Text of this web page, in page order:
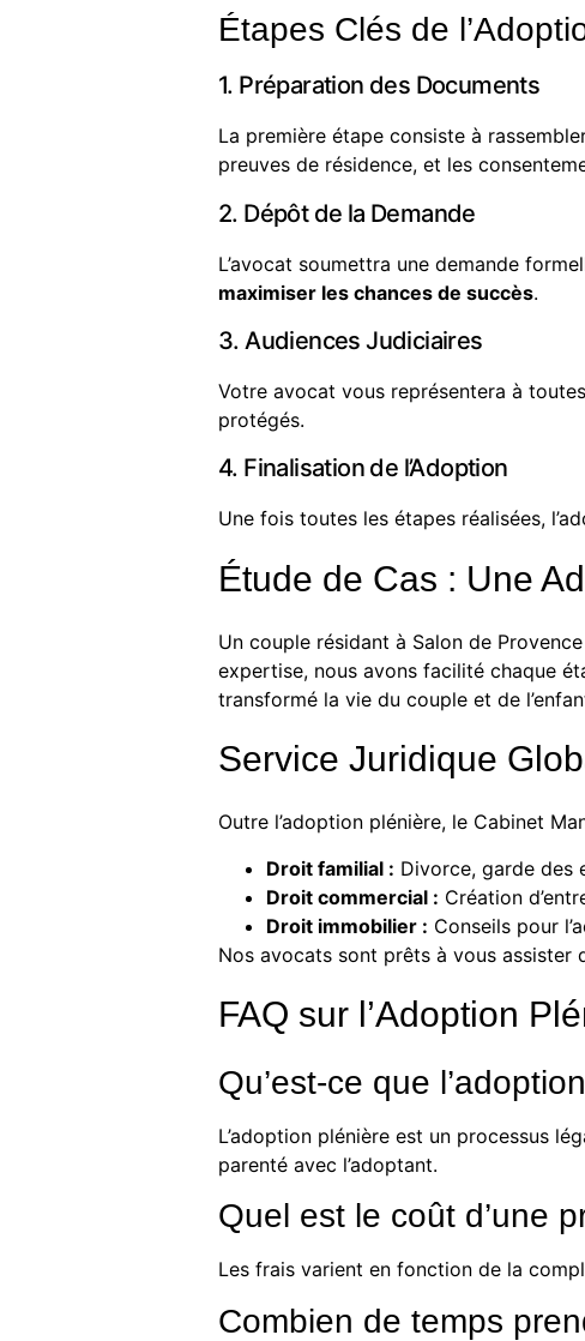
Étapes Clés de
1. Préparation des Documents
La première étape consiste à
preuves de résidence, et les
2. Dépôt de la Demande
L’avocat soumettra une demande
maximiser les chances de succès.
3. Audiences Judiciaires
Votre avocat vous représentera à
protégés.
4. Finalisation de l’Adoption
Une fois toutes les étapes réalisées,
Étude de Cas : Une
Un couple résidant à Salon de
expertise, nous avons facilité chaque
transformé la vie du couple et de
Service Juridique
Outre l’adoption plénière, le Cabinet
Droit familial : Divorce, garde des
Droit commercial : Création
Droit immobilier : Conseils pour
Nos avocats sont prêts à vous
FAQ sur l’Adoption
Qu’est-ce que
L’adoption plénière est un processus
parenté avec l’adoptant.
Quel est le coût d’une
Les frais varient en fonction de la
Combien de temps